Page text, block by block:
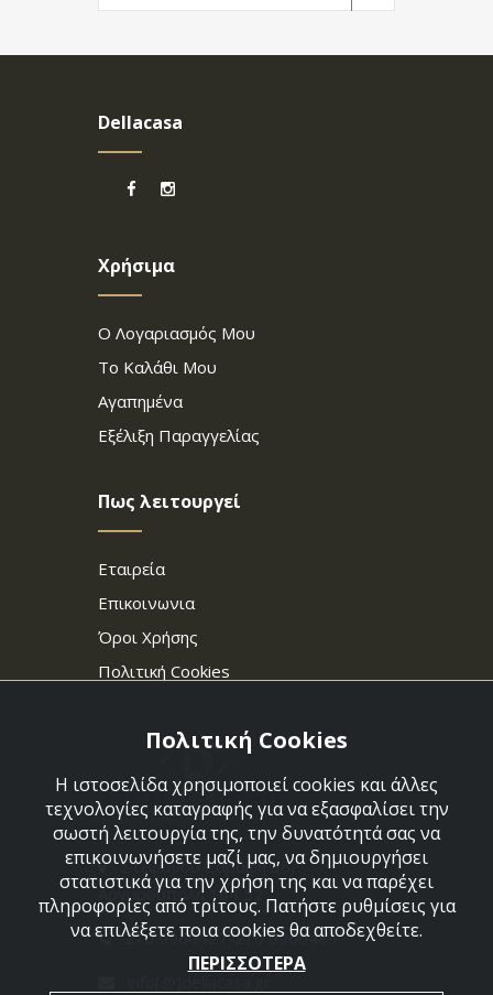
Dellacasa
Χρήσιμα
Ο Λογαριασμός Μου
Το Καλάθι Μου
Αγαπημένα
Εξέλιξη Παραγγελίας
Πως λειτουργεί
Εταιρεία
Επικοινωνια
Όροι Χρήσης
Πολιτική Cookies
Στεφάνου Σαράφη 36,
Αργυρούπολη 164 52
210 9960427-210 9960489
Πολιτική Cookies
Η ιστοσελίδα χρησιμοποιεί cookies και άλλες
τεχνολογίες καταγραφής για να εξασφαλίσει την
σωστή λειτουργία της, την δυνατότητά σας να
επικοινωνήσετε μαζί μας, να δημιουργήσει
στατιστικά για την χρήση της και να παρέχει
πληροφορίες από τρίτους. Πατήστε ρυθμίσεις για
να επιλέξετε ποια cookies θα αποδεχθείτε.
ΠΕΡΙΣΣΟΤΕΡΑ